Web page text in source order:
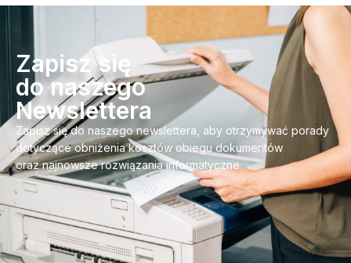
Zapisz się
do naszego
Newslettera
Zapisz się do naszego newslettera, aby otrzymywać porady
dotyczące obniżenia kosztów obiegu dokumentów
oraz najnowsze rozwiązania informatyczne